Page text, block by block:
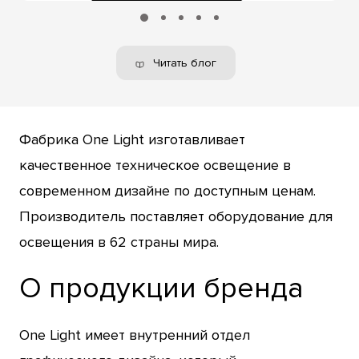
Читать блог
Фабрика One Light изготавливает
качественное техническое освещение в
современном дизайне по доступным ценам.
Производитель поставляет оборудование для
освещения в 62 страны мира.
О продукции бренда
One Light имеет внутренний отдел